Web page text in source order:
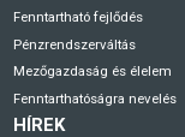
Fenntartható fejlődés
Pénzrendszerváltás
Mezőgazdaság és élelem
Fenntarthatóságra nevelés
HÍREK